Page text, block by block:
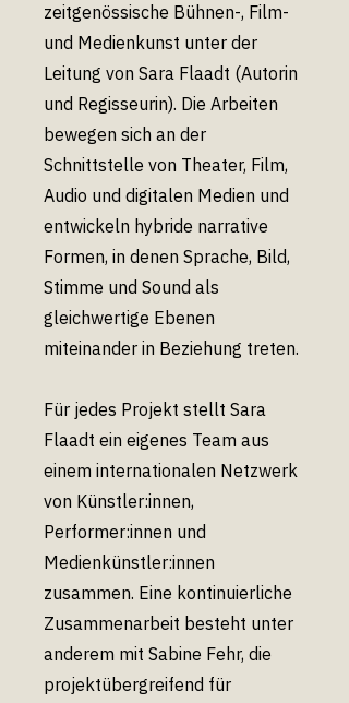
zeitgenössische Bühnen-, Film-
und Medienkunst unter der
Leitung von Sara Flaadt (Autorin
und Regisseurin). Die Arbeiten
bewegen sich an der
Schnittstelle von Theater, Film,
Audio und digitalen Medien und
entwickeln hybride narrative
Formen, in denen Sprache, Bild,
Stimme und Sound als
gleichwertige Ebenen
miteinander in Beziehung treten.
Für jedes Projekt stellt Sara
Flaadt ein eigenes Team aus
einem internationalen Netzwerk
von Künstler:innen,
Performer:innen und
Medienkünstler:innen
zusammen. Eine kontinuierliche
Zusammenarbeit besteht unter
anderem mit Sabine Fehr, die
projektübergreifend für